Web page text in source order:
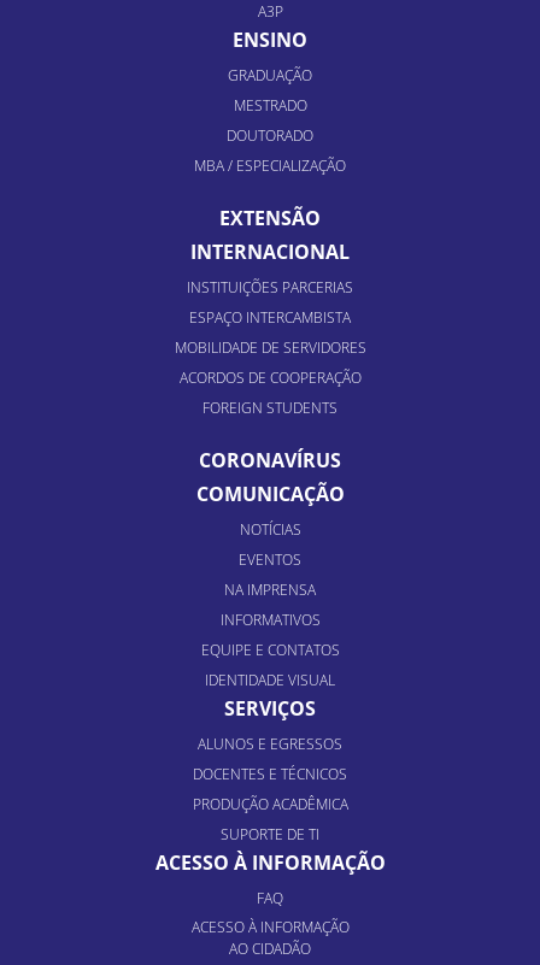
A3P
ENSINO
GRADUAÇÃO
MESTRADO
DOUTORADO
MBA / ESPECIALIZAÇÃO
EXTENSÃO
INTERNACIONAL
INSTITUIÇÕES PARCERIAS
ESPAÇO INTERCAMBISTA
MOBILIDADE DE SERVIDORES
ACORDOS DE COOPERAÇÃO
FOREIGN STUDENTS
CORONAVÍRUS
COMUNICAÇÃO
NOTÍCIAS
EVENTOS
NA IMPRENSA
INFORMATIVOS
EQUIPE E CONTATOS
IDENTIDADE VISUAL
SERVIÇOS
ALUNOS E EGRESSOS
DOCENTES E TÉCNICOS
PRODUÇÃO ACADÊMICA
SUPORTE DE TI
ACESSO À INFORMAÇÃO
FAQ
ACESSO À INFORMAÇÃO
AO CIDADÃO